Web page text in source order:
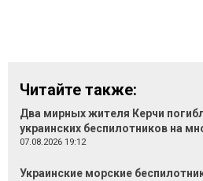
Читайте также:
Два мирных жителя Керчи
украинских беспилотников на
07.08.2026 19:12
Украинские морские